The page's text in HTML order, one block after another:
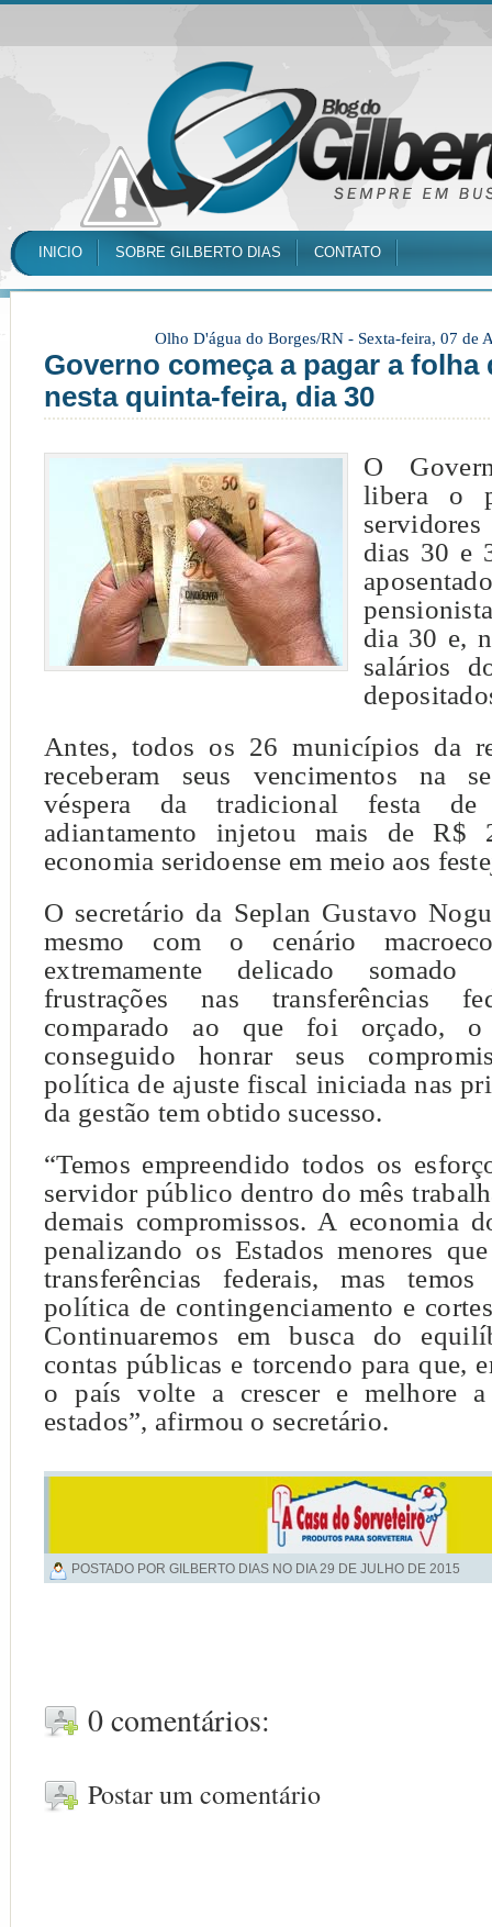
INICIO SOBRE GILBERTO DIAS CONTATO
Olho D'água do Borges/RN - Sexta-feira, 07 de
Governo começa a pagar a folha
nesta quinta-feira, dia 30
O
libera o
dias 30 e
dia 30 e,
salários
Antes, todos os 26 municípios da
receberam seus vencimentos na
véspera da tradicional festa de
adiantamento injetou mais de R$
economia seridoense em meio aos
O secretário da Seplan Gustavo
mesmo com o cenário
extremamente delicado somado
frustrações nas transferências
comparado ao que foi orçado, o
conseguido honrar seus
política de ajuste fiscal iniciada nas
da gestão tem obtido sucesso.
“Temos empreendido todos os
servidor público dentro do mês
demais compromissos. A economia
penalizando os Estados menores
transferências federais, mas
política de contingenciamento e
Continuaremos em busca do
contas públicas e torcendo para que,
o país volte a crescer e melhore a
estados”, afirmou o secretário.
POSTADO POR GILBERTO DIAS NO DIA 29 DE JULHO DE 2015
0 comentários:
Postar um comentário